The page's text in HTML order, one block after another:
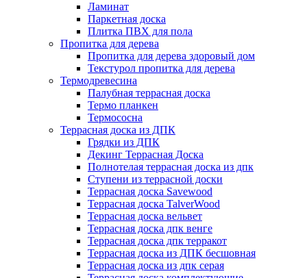
Ламинат
Паркетная доска
Плитка ПВХ для пола
Пропитка для дерева
Пропитка для дерева здоровый дом
Текстурол пропитка для дерева
Термодревесина
Палубная террасная доска
Термо планкен
Термососна
Террасная доска из ДПК
Грядки из ДПК
Декинг Террасная Доска
Полнотелая террасная доска из дпк
Ступени из террасной доски
Террасная доска Savewood
Террасная доска TalverWood
Террасная доска вельвет
Террасная доска дпк венге
Террасная доска дпк терракот
Террасная доска из ДПК бесшовная
Террасная доска из дпк серая